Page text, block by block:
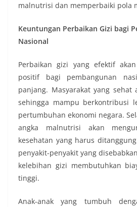
malnutrisi dan memperbaiki pola
Keuntungan Perbaikan Gizi bagi
Nasional
Perbaikan gizi yang efektif
positif bagi pembangunan
panjang. Masyarakat yang
sehingga mampu berkontribusi
pertumbuhan ekonomi negara.
angka malnutrisi akan
kesehatan yang harus
penyakit-penyakit yang
kelebihan gizi membutuhkan
tinggi.
Anak-anak yang tumbuh